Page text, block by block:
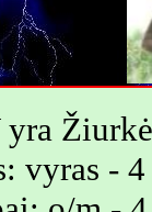
vyras -